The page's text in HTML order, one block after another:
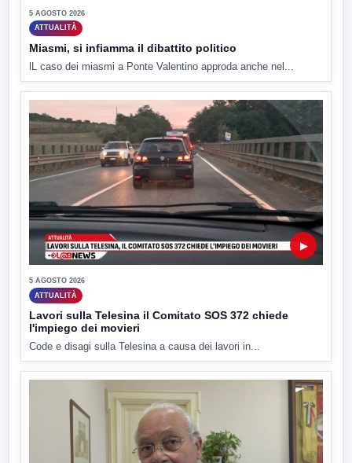
5 AGOSTO 2026
ATTUALITÀ
Miasmi, si infiamma il dibattito politico
lL caso dei miasmi a Ponte Valentino approda anche nel...
▶
5 AGOSTO 2026
ATTUALITÀ
Lavori sulla Telesina il Comitato SOS 372 chiede
l'impiego dei movieri
Code e disagi sulla Telesina a causa dei lavori in...